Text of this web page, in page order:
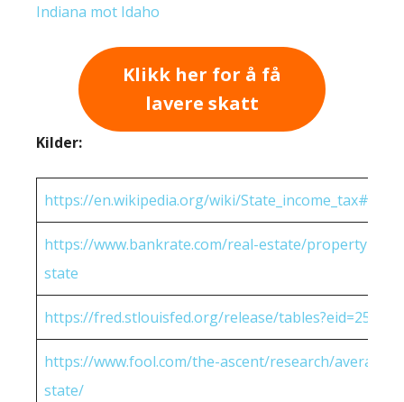
Indiana mot Idaho
Klikk her for å få
lavere skatt
Kilder:
https://en.wikipedia.org/wiki/
https://www.bankrate.com/real-estate/property-
state
https://fred.stlouisfed.org/release/
https://www.fool.com/the-ascent/research/average-
state/